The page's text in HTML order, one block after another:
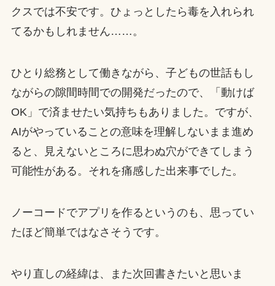
クスでは不安です。ひょっとしたら毒を入れられ
てるかもしれません……。
ひとり総務として働きながら、子どもの世話もし
ながらの隙間時間での開発だったので、「動けば
OK」で済ませたい気持ちもありました。ですが、
AIがやっていることの意味を理解しないまま進め
ると、見えないところに思わぬ穴ができてしまう
可能性がある。それを痛感した出来事でした。
ノーコードでアプリを作るというのも、思ってい
たほど簡単ではなさそうです。
やり直しの経緯は、また次回書きたいと思いま